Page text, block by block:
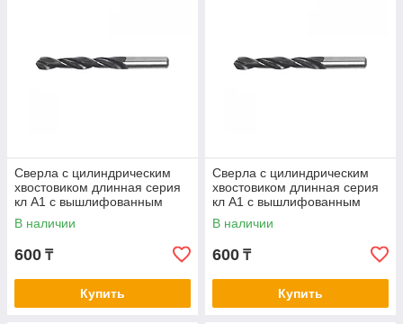
Сверла с цилиндрическим
хвостовиком длинная серия
кл А1 с вышлифованным
профилем нитрид/тит 2,7-3,0
В наличии
600 ₸
Купить
Сверла с цилиндрическим
хвостовиком длинная серия
кл А1 с вышлифованным
профилем нитрид/тит 3,1-3,4
В наличии
600 ₸
Купить